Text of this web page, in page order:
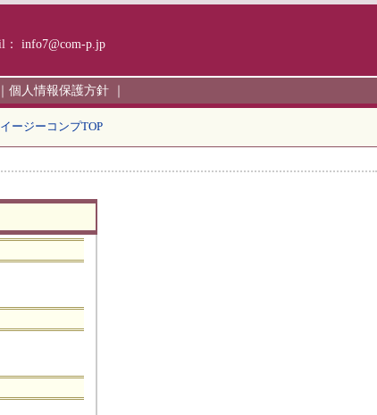
info7@com-p.jp
個人情報保護方針｜
ージーコンプTOP